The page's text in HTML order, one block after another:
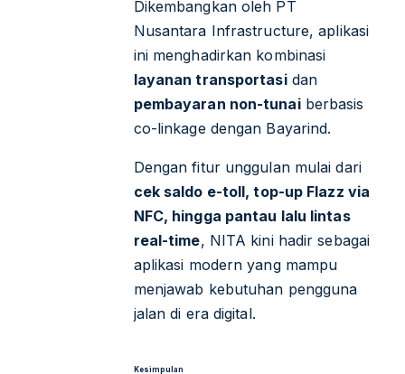
Dikembangkan oleh PT
Nusantara Infrastructure, aplikasi
ini menghadirkan kombinasi
layanan transportasidan
pembayaran non-tunaiberbasis
co-linkage dengan Bayarind.
Dengan fitur unggulan mulai dari
cek saldo e-toll, top-up Flazz via
NFC, hingga pantau lalu lintas
real-time, NITA kini hadir sebagai
aplikasi modern yang mampu
menjawab kebutuhan pengguna
jalan di era digital.
Kesimpulan